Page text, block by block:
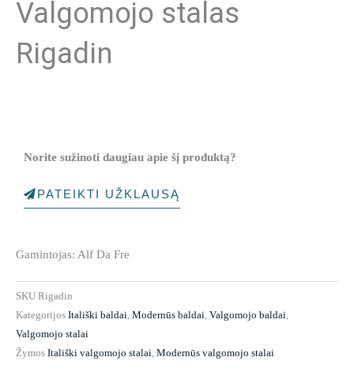
Valgomojo stalas
Rigadin
Norite sužinoti daugiau apie šį produktą?
PATEIKTI UŽKLAUSĄ
Gamintojas: Alf Da Fre
SKU Rigadin
Kategorijos Itališki baldai, Modernūs baldai, Valgomojo baldai,
Valgomojo stalai
Žymos Itališki valgomojo stalai, Modernūs valgomojo stalai